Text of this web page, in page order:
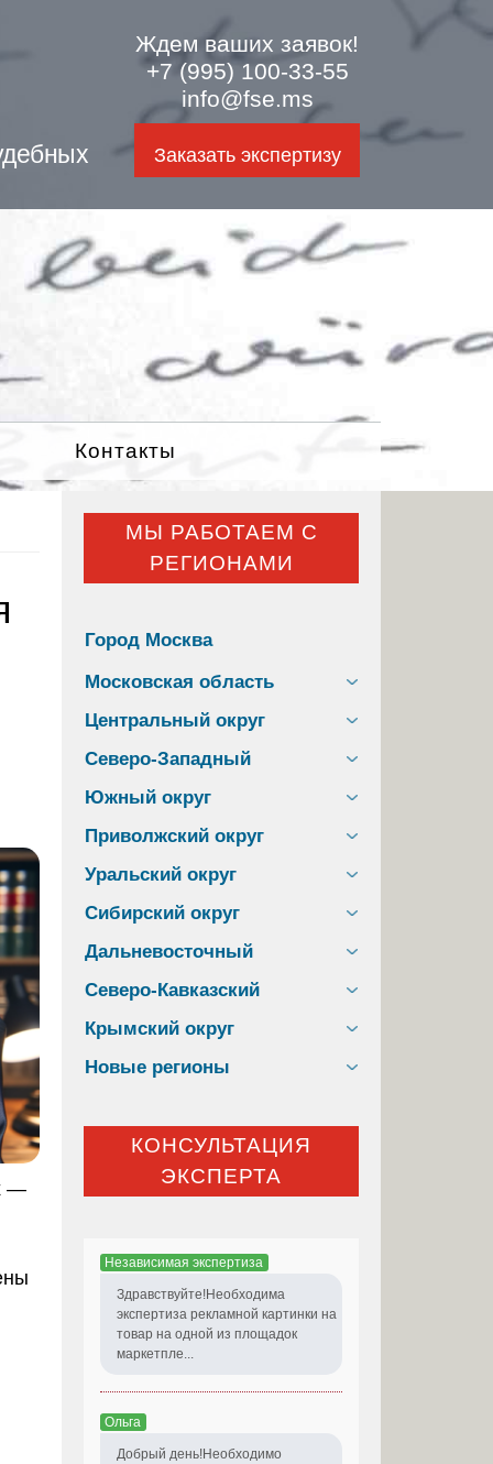
Ждем ваших заявок!
+7 (995) 100-33-55
info@fse.ms
Заказать экспертизу
Контакты
—
МЫ РАБОТАЕМ С
РЕГИОНАМИ
Город Москва
Московская область
Центральный округ
Северо-Западный
Южный округ
Приволжский округ
Уральский округ
Сибирский округ
Дальневосточный
Северо-Кавказский
Крымский округ
Новые регионы
КОНСУЛЬТАЦИЯ
ЭКСПЕРТА
Независимая экспертиза
Здравствуйте!Необходима
экспертиза рекламной картинки на
товар на одной из площадок
маркетпле...
Ольга
Добрый день!Необходимо